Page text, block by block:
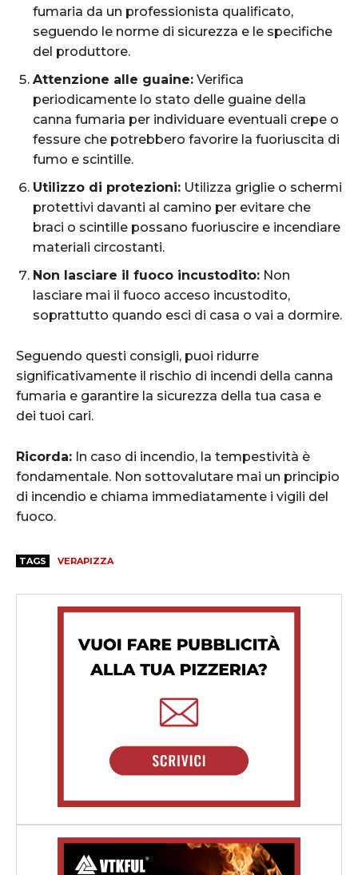
fumaria da un professionista qualificato,
seguendo le norme di sicurezza e le specifiche
del produttore.
Attenzione alle guaine: Verifica
periodicamente lo stato delle guaine della
canna fumaria per individuare eventuali crepe o
fessure che potrebbero favorire la fuoriuscita di
fumo e scintille.
Utilizzo di protezioni: Utilizza griglie o schermi
protettivi davanti al camino per evitare che
braci o scintille possano fuoriuscire e incendiare
materiali circostanti.
Non lasciare il fuoco incustodito: Non
lasciare mai il fuoco acceso incustodito,
soprattutto quando esci di casa o vai a dormire.
Seguendo questi consigli, puoi ridurre
significativamente il rischio di incendi della canna
fumaria e garantire la sicurezza della tua casa e
dei tuoi cari.
Ricorda: In caso di incendio, la tempestività è
fondamentale. Non sottovalutare mai un principio
di incendio e chiama immediatamente i vigili del
fuoco.
TAGS VERAPIZZA